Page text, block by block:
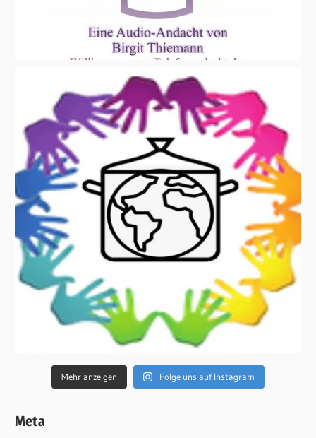
Mehr anzeigen Folge uns auf Instagram
Meta